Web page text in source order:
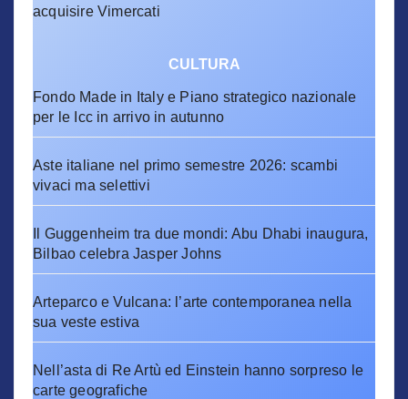
acquisire Vimercati
CULTURA
Fondo Made in Italy e Piano strategico nazionale
per le Icc in arrivo in autunno
Aste italiane nel primo semestre 2026: scambi
vivaci ma selettivi
Il Guggenheim tra due mondi: Abu Dhabi inaugura,
Bilbao celebra Jasper Johns
Arteparco e Vulcana: l’arte contemporanea nella
sua veste estiva
Nell’asta di Re Artù ed Einstein hanno sorpreso le
carte geografiche